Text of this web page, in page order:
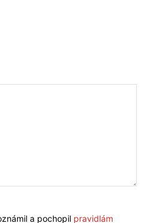
a pochopil pravidlám